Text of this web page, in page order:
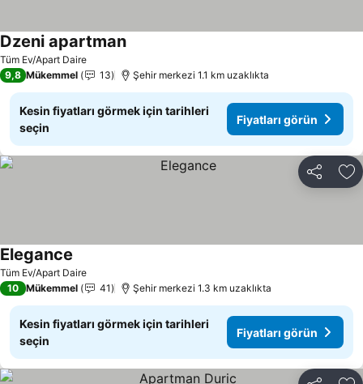
Tüm Ev/Apart Daire
Dzeni apartman
9,8 Mükemmel 13 Şehir merkezi 1.1 km uzaklıkta
Kesin fiyatları görmek için tarihleri
seçin
Fiyatları görün
Paylaş
Tüm Ev/Apart Daire
Elegance
10 Mükemmel 41 Şehir merkezi 1.3 km uzaklıkta
Kesin fiyatları görmek için tarihleri
seçin
Fiyatları görün